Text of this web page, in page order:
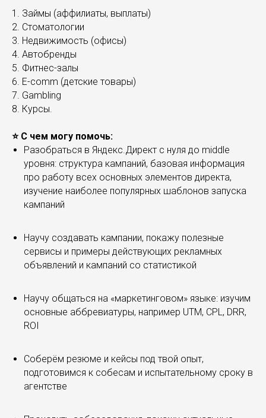
1. Займы (аффилиаты, выплаты)
2. Стоматологии
3. Недвижимость (офисы)
4. Автобренды
5. Фитнес-залы
6. E-comm (детские товары)
7. Gambling
8. Курсы.
⭐️ С чем могу помочь:
Разобраться в Яндекс.Директ с нуля до middle
уровня: структура кампаний, базовая информация
про работу всех основных элементов директа,
изучение наиболее популярных шаблонов запуска
кампаний
Научу создавать кампании, покажу полезные
сервисы и примеры действующих рекламных
объявлений и кампаний со статистикой
Научу общаться на «маркетинговом» языке: изучим
основные аббревиатуры, например UTM, CPL, DRR,
ROI
Соберём резюме и кейсы под твой опыт,
подготовимся к собесам и испытательному сроку в
агентстве